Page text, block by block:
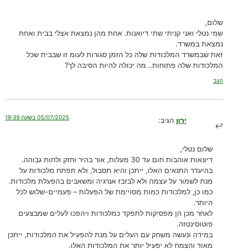
שלום,
שמי נטלי ואני קניתי שתי דיואנות. אחת מהן נמצאת אצלי בבית ואחת
נמצאת במשרד.
זאת שבמשרד המלכודות שלה כל הזמן סגורות לעומ זו שבבית שכל
המלכודות שלה פתוחות.. מה יכולה להיות הסיבה לך?
הגב
ירון הגיב: 05/07/2025 בשעה 19:39
שלום נטלי,
דיונאות אוהבות חום עד 30 מעלות, אור בהיר וחזק ולחות גבוהה.
בהיעדר התנאים האלו, ייתכן והיא תסבול, ולא תפתח מלכודות על
מנת לשמור על עצמה ולא לבזבז אנרגיה ומשאבים בהפעלת מלכודות.
כמו כן, למלכודות כמות מסויימת של הפעלות – פעמיים-שלוש לכל
היותר.
לאחר מכן הן מפסיקות לתפקד כמלכודות ויהפכו לעלים שמבצעים
פוטוסינטזה.
במידה ונעשה משחק עם העלים על מנת להפעיל את המלכודות, ייתכן
מאוד והצמח לא יפעיל יותר את המלכודות האלו.